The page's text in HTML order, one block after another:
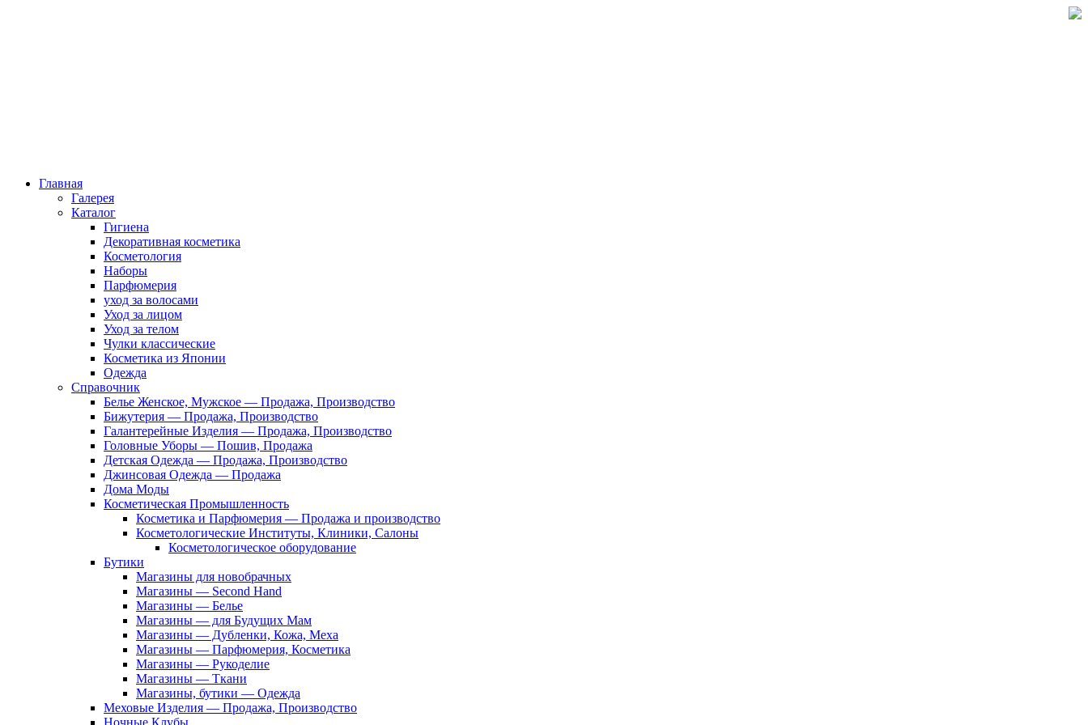
Главная
Галерея
Каталог
Гигиена
Декоративная косметика
Косметология
Наборы
Парфюмерия
уход за волосами
Уход за лицом
Уход за телом
Чулки классические
Косметика из Японии
Одежда
Справочник
Белье Женское, Мужское — Продажа, Производство
Бижутерия — Продажа, Производство
Галантерейные Изделия — Продажа, Производство
Головные Уборы — Пошив, Продажа
Детская Одежда — Продажа, Производство
Джинсовая Одежда — Продажа
Дома Моды
Косметическая Промышленность
Косметика и Парфюмерия — Продажа и производство
Косметологические Институты, Клиники, Салоны
Косметологическое оборудование
Бутики
Магазины для новобрачных
Магазины — Second Hand
Магазины — Белье
Магазины — для Будущих Мам
Магазины — Дубленки, Кожа, Меха
Магазины — Парфюмерия, Косметика
Магазины — Рукоделие
Магазины — Ткани
Магазины, бутики — Одежда
Меховые Изделия — Продажа, Производство
Ночные Клубы